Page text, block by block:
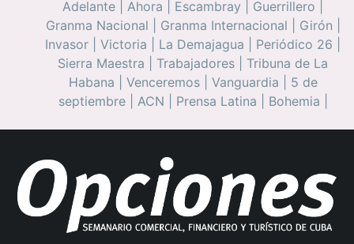
Adelante Ahora Escambray Guerrillero
Granma Nacional
Granma Internacional Girón
Invasor
Victoria La Demajagua Periódico 26
Sierra Maestra
Trabajadores
Tribuna de La
Habana
Venceremos| Vanguardia
5 de
septiembre| ACN Prensa Latina Bohemia